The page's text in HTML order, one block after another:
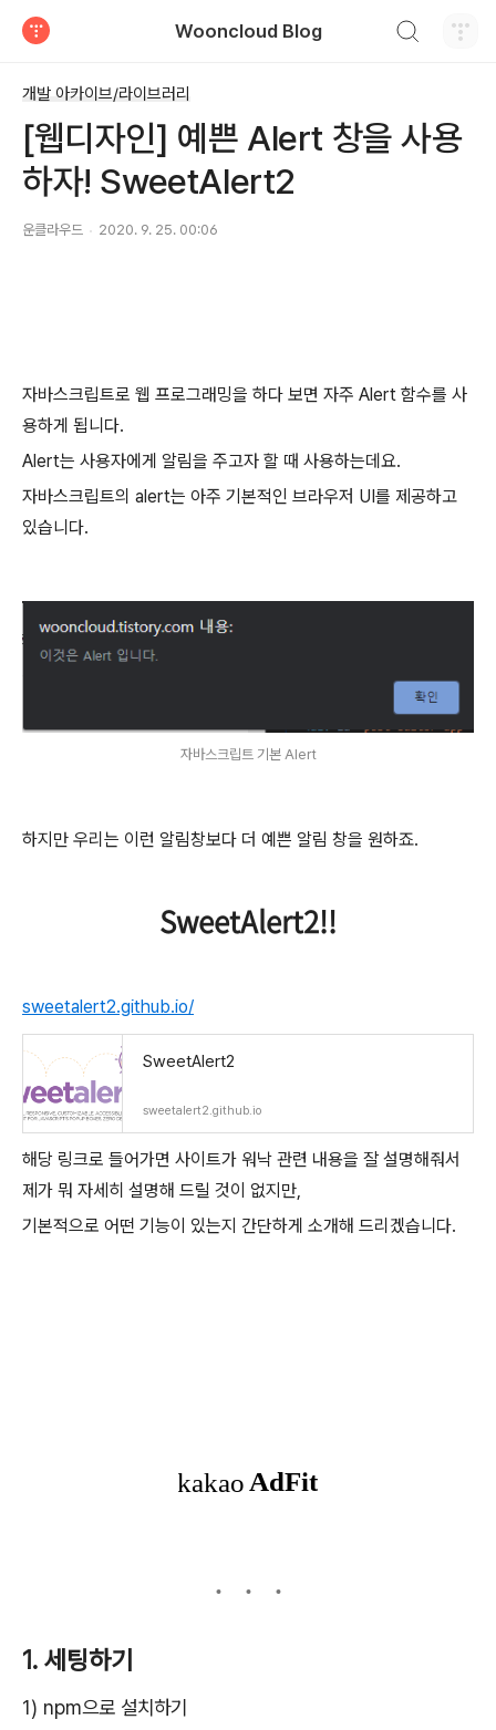
Wooncloud Blog
개발 아카이브/라이브러리
[웹디자인] 예쁜 Alert 창을 사용
하자! SweetAlert2
운클라우드 2020. 9. 25. 00:06
자바스크립트로 웹 프로그래밍을 하다 보면 자주 Alert 함수를 사
용하게 됩니다.
Alert는 사용자에게 알림을 주고자 할 때 사용하는데요.
자바스크립트의 alert는 아주 기본적인 브라우저 UI를 제공하고
있습니다.
자바스크립트 기본 Alert
하지만 우리는 이런 알림창보다 더 예쁜 알림 창을 원하죠.
SweetAlert2!!
sweetalert2.github.io/
SweetAlert2
sweetalert2.github.io
해당 링크로 들어가면 사이트가 워낙 관련 내용을 잘 설명해줘서
제가 뭐 자세히 설명해 드릴 것이 없지만,
기본적으로 어떤 기능이 있는지 간단하게 소개해 드리겠습니다.
1. 세팅하기
1) npm으로 설치하기